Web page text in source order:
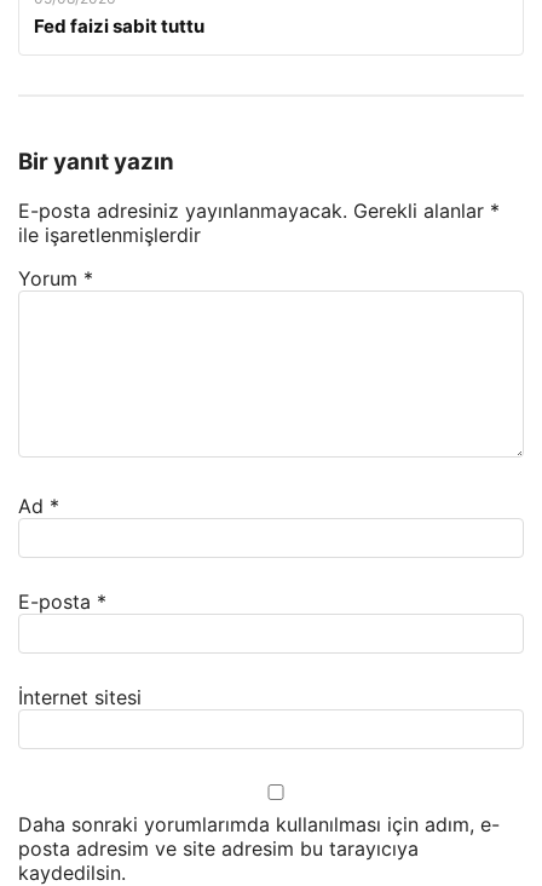
Fed faizi sabit tuttu
Bir yanıt yazın
E-posta adresiniz yayınlanmayacak. Gerekli alanlar *
ile işaretlenmişlerdir
Yorum *
Ad *
E-posta *
İnternet sitesi
Daha sonraki yorumlarımda kullanılması için adım, e-
posta adresim ve site adresim bu tarayıcıya
kaydedilsin.